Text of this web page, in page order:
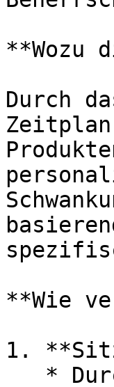
**Wozu
Durch
**Wie
1.